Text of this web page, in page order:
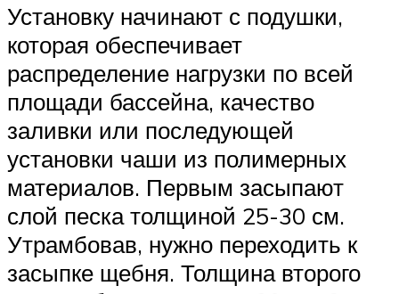
Установку начинают с подушки,
которая обеспечивает
распределение нагрузки по всей
площади бассейна, качество
заливки или последующей
установки чаши из полимерных
материалов. Первым засыпают
слой песка толщиной 25-30 см.
Утрамбовав, нужно переходить к
засыпке щебня. Толщина второго